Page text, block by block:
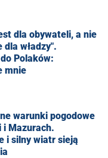
dla obywateli, a nie
dla władzy".
Polaków:
mnie
warunki pogodowe
i Mazurach.
i silny wiatr sieją